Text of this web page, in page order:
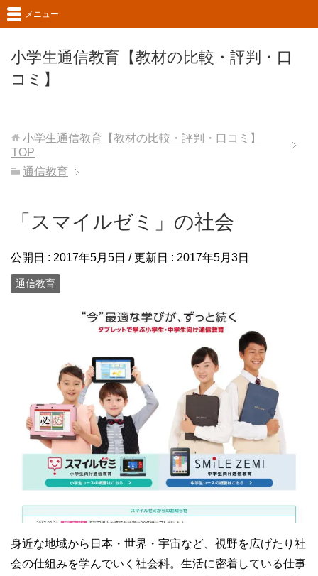
小学生通信教育【教材の比較・評判・口
コミ】
メニュー
小学生通信教育【教材の比較・評判・口コミ】
TOP
通信教育
「スマイルゼミ」の社会
公開日 : 2017年5月5日 / 更新日 : 2017年5月3日
通信教育
身近な地域から日本・世界・宇宙など、視野を広げたり社
会の仕組みを学んでいく社会科。生活に密着している仕事